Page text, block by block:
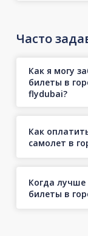
Часто
Как я могу
билеты в
flydubai?
Как
самолет в
Когда
билеты в